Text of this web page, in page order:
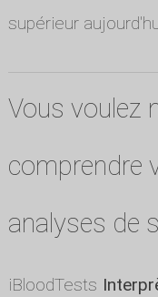
supérieur
Vous voulez
comprendre
analyses de
iBloodTests